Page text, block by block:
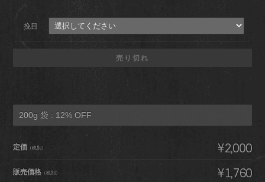
挽目
売り切れ
200g 袋 : 12% OFF
定価 （税別） ¥2,000
販売価格 （税別） ¥1,760